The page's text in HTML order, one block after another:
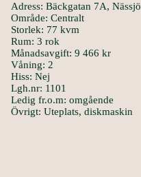
Adress: Bäckgatan 7A, Nässjö
Område: Centralt
Storlek: 77 kvm
Rum: 3 rok
Månadsavgift: 9 466 kr
Våning: 2
Hiss: Nej
Lgh.nr: 1101
Ledig fr.o.m: omgående
Övrigt: Uteplats, diskmaskin